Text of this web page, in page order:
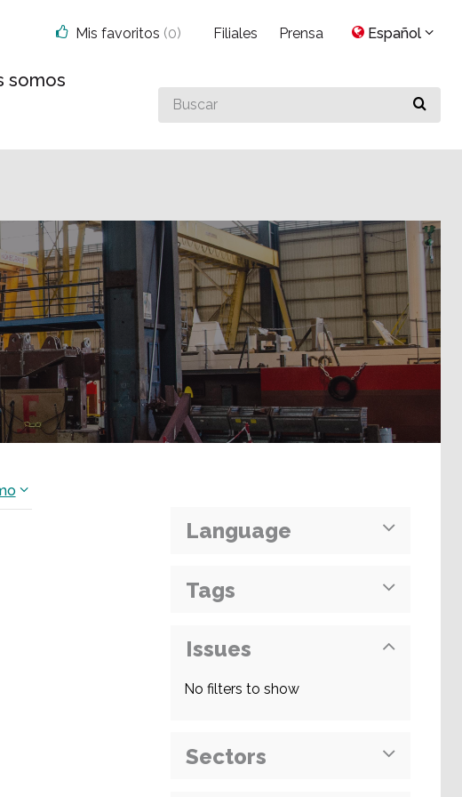
somos
Buscar
algo
Mis favoritos (0) Filiales Prensa Español
Language
Tags
Issues
No filters to show
Sectors